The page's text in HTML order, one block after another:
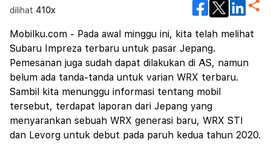
dilihat 410x
Mobilku.com - Pada awal minggu ini, kita telah melihat
Subaru Impreza terbaru untuk pasar Jepang.
Pemesanan juga sudah dapat dilakukan di AS, namun
belum ada tanda-tanda untuk varian WRX terbaru.
Sambil kita menunggu informasi tentang mobil
tersebut, terdapat laporan dari Jepang yang
menyarankan sebuah WRX generasi baru, WRX STI
dan Levorg untuk debut pada paruh kedua tahun 2020.